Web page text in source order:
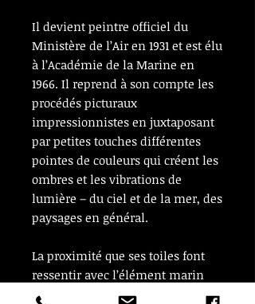
Il devient peintre officiel du
Ministère de l’Air en 1931 et est élu
à l’Académie de la Marine en
1966. Il reprend à son compte les
procédés picturaux
impressionnistes en juxtaposant
par petites touches différentes
pointes de couleurs qui créent les
ombres et les vibrations de
lumière – du ciel et de la mer, des
paysages en général.
La proximité que ses toiles font
ressentir avec l’élément marin
tient précisément dans cette